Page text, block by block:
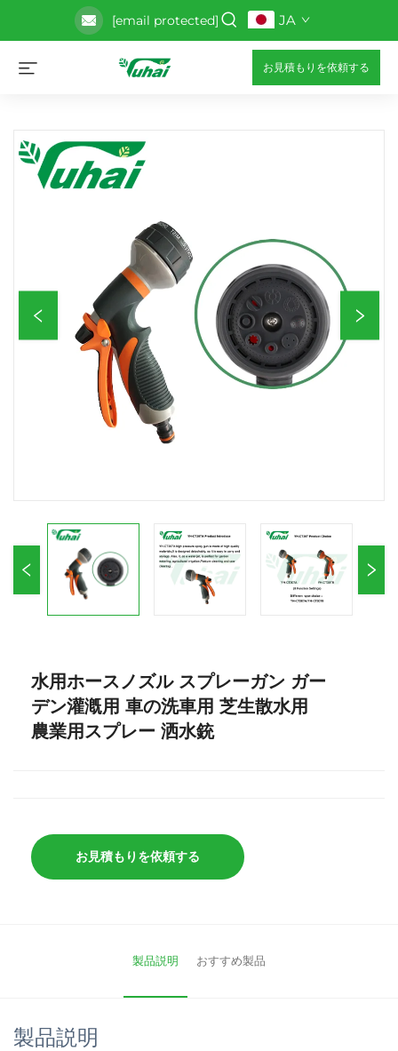
[email protected] JA
お見積もりを依頼する
水用ホースノズル スプレーガン ガー
デン灌漑用 車の洗車用 芝生散水用
農業用スプレー 洒水銃
お見積もりを依頼する
製品説明 おすすめ製品
製品説明